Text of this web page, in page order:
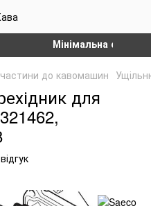
Мінімальна сума
до кавомашин
для